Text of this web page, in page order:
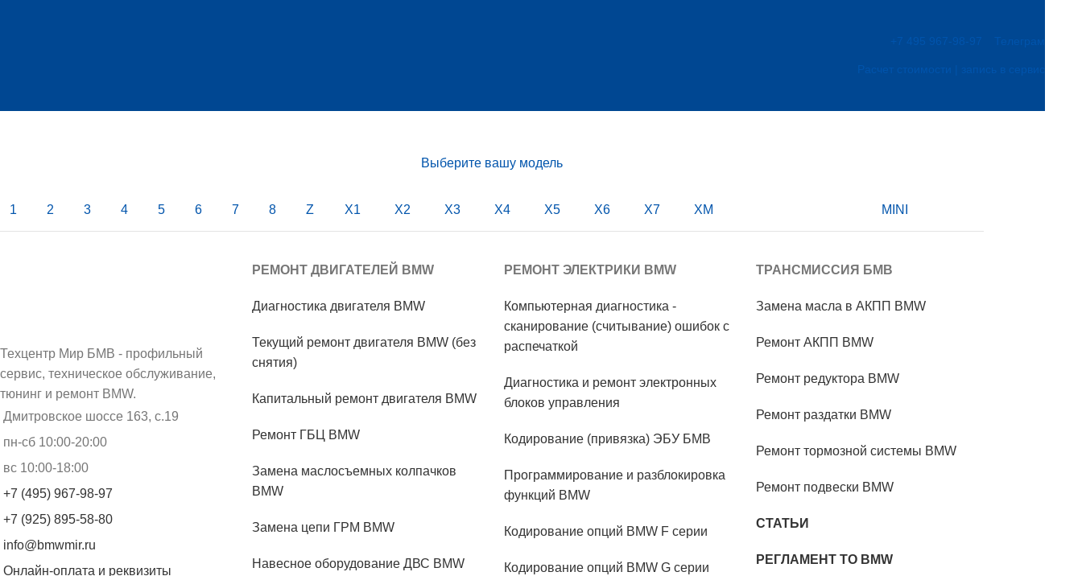
+7 495 967-98-97 Телеграм
Расчет стоимости | запись в сервис
Выберите вашу модель
1 2 3 4 5 6 7 8 Z X1 X2 X3 X4 X5 X6 X7 XM MINI
Техцентр Мир БМВ - профильный
сервис, техническое обслуживание,
тюнинг и ремонт BMW.
Дмитровское шоссе 163, с.19
пн-сб 10:00-20:00
вс 10:00-18:00
+7 (495) 967-98-97
+7 (925) 895-58-80
info@bmwmir.ru
Онлайн-оплата и реквизиты
РЕМОНТ ДВИГАТЕЛЕЙ BMW
Диагностика двигателя BMW
Текущий ремонт двигателя BMW (без
снятия)
Капитальный ремонт двигателя BMW
Ремонт ГБЦ BMW
Замена маслосъемных колпачков
BMW
Замена цепи ГРМ BMW
Навесное оборудование ДВС BMW
РЕМОНТ ЭЛЕКТРИКИ BMW
Компьютерная диагностика -
сканирование (считывание) ошибок с
распечаткой
Диагностика и ремонт электронных
блоков управления
Кодирование (привязка) ЭБУ БМВ
Программирование и разблокировка
функций BMW
Кодирование опций BMW F серии
Кодирование опций BMW G серии
ТРАНСМИССИЯ БМВ
Замена масла в АКПП BMW
Ремонт АКПП BMW
Ремонт редуктора BMW
Ремонт раздатки BMW
Ремонт тормозной системы BMW
Ремонт подвески BMW
СТАТЬИ
РЕГЛАМЕНТ ТО BMW